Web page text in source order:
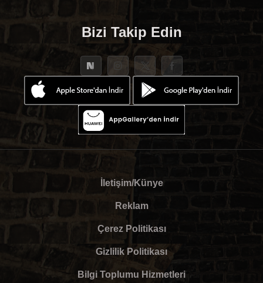
Bizi Takip Edin
İletişim/Künye
Reklam
Çerez Politikası
Gizlilik Politikası
Bilgi Toplumu Hizmetleri